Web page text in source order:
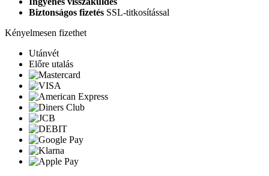
Biztonságos fizetés SSL-titkosítással
Kényelmesen fizethet
Utánvét
Előre utalás